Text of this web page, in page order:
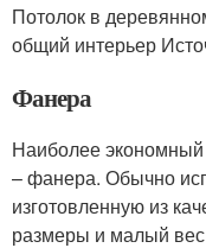
Потолок в
общий интерьер
Фанера
Наиболее экономный
– фанера. Обычно
изготовленную из
размеры и малый